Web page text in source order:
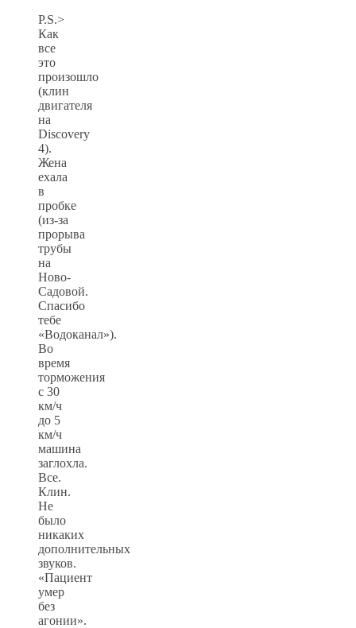
P.S.>
Как
все
это
произошло
(клин
двигателя
на
Discovery
4).
Жена
ехала
в
пробке
(из-за
прорыва
трубы
на
Ново-
Садовой.
Спасибо
тебе
«Водоканал»).
Во
время
торможения
с 30
км/ч
до 5
км/ч
машина
заглохла.
Все.
Клин.
Не
было
никаких
дополнительных
звуков.
«Пациент
умер
без
агонии».